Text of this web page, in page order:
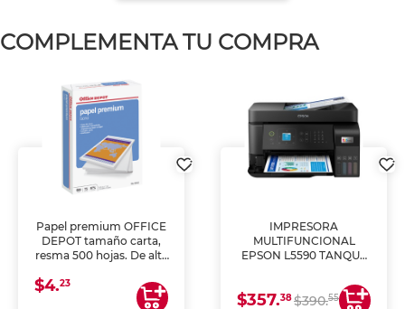
COMPLEMENTA TU COMPRA
Papel premium OFFICE
DEPOT tamaño carta,
resma 500 hojas. De alta
uniforme, ideal para
impresoras de inyección
$4.23
IMPRESORA
MULTIFUNCIONAL
EPSON L5590 TANQUE
COPIA Y ESCANEA)
$357.38$390.55